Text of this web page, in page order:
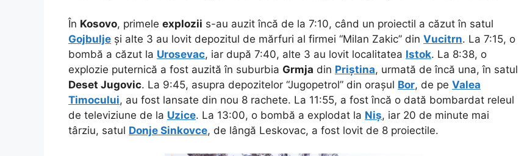
În Kosovo, primele explozii s-au auzit încă de la 7:10, când un proiectil a căzut în satul
Gojbulje și alte 3 au lovit depozitul de mărfuri al firmei “Milan Zakic” din Vucitrn. La 7:15, o
bombă a căzut la Urosevac, iar după 7:40, alte 3 au lovit localitatea Istok. La 8:38, o
explozie puternică a fost auzită în suburbia Grmja din Priștina, urmată de încă una, în satul
Deset Jugovic. La 9:45, asupra depozitelor “Jugopetrol” din orașul Bor, de pe Valea
Timocului, au fost lansate din nou 8 rachete. La 11:55, a fost încă o dată bombardat releul
de televiziune de la Uzice. La 13:00, o bombă a explodat la Niș, iar 20 de minute mai
târziu, satul Donje Sinkovce, de lângă Leskovac, a fost lovit de 8 proiectile.